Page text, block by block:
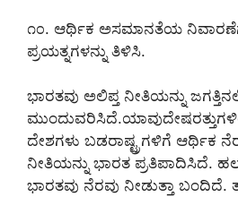
೧೦. ಆರ್ಥಿಕ ಅಸಮಾನತೆಯ
ಪ್ರಯತ್ನಗಳನ್ನು ತಿಳಿಸಿ.
ಭಾರತವು ಅಲಿಪ್ತ ನೀತಿಯನ್ನು
ದೇಶಗಳು ಬಡರಾಷ್ಟ್ರಗಳಿಗೆ ಆರ್ಥಿಕ
ನೀತಿಯನ್ನು ಭಾರತ ಪ್ರತಿಪಾದಿಸಿದೆ.
ಭಾರತವು ನೆರವು ನೀಡುತ್ತಾ ಬಂದಿದೆ.